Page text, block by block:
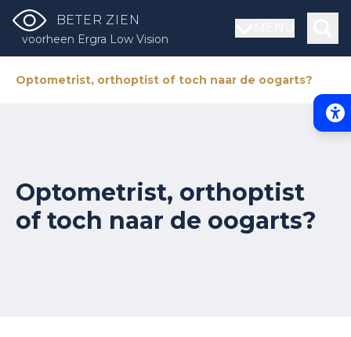
BETER ZIEN
voorheen Ergra Low Vision
Optometrist, orthoptist of toch naar de oogarts?
Optometrist, orthoptist
of toch naar de oogarts?